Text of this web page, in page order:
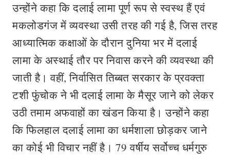
उन्होंने कहा कि दलाई लामा पूर्ण रूप से स्वस्थ हैं एवं
मकलोडगंज में व्यवस्था उसी तरह की गई है, जिस तरह
आध्यात्मिक कक्षाओं के दौरान दुनिया भर में दलाई
लामा के अस्थाई तौर पर निवास करने की व्यवस्था की
जाती है। वहीं, निर्वासित तिब्बत सरकार के प्रवक्ता
टशी फुंचोक ने भी दलाई लामा के मैसूर जाने को लेकर
उठी तमाम अफवाहों का खंडन किया है। उन्होंने कहा
कि फिलहाल दलाई लामा का धर्मशाला छोड़कर जाने
का कोई भी विचार नहीं है। 79 वर्षीय सर्वोच्च धर्मगुरु